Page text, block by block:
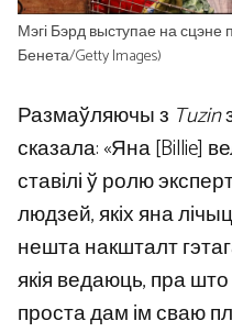
Мэгі Бэрд выступае на
Бенета/Getty Images)
Размаўляючы з Tuzin
сказала: «Яна [Billie]
ставілі ў ролю
людзей, якіх яна
нешта накшталт
якія ведаюць, пра
проста дам ім сваю